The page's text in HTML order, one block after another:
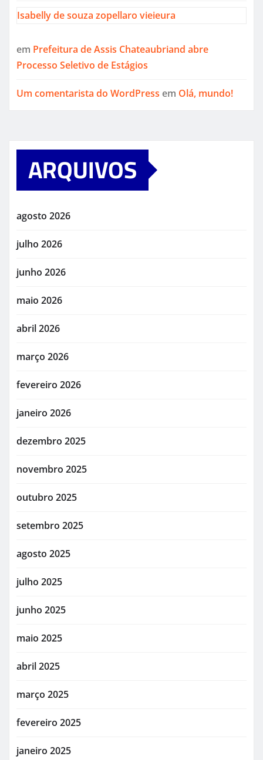
Isabelly de souza zopellaro vieieura
em Prefeitura de Assis Chateaubriand abre
Processo Seletivo de Estágios
Um comentarista do WordPress em Olá, mundo!
ARQUIVOS
agosto 2026
julho 2026
junho 2026
maio 2026
abril 2026
março 2026
fevereiro 2026
janeiro 2026
dezembro 2025
novembro 2025
outubro 2025
setembro 2025
agosto 2025
julho 2025
junho 2025
maio 2025
abril 2025
março 2025
fevereiro 2025
janeiro 2025